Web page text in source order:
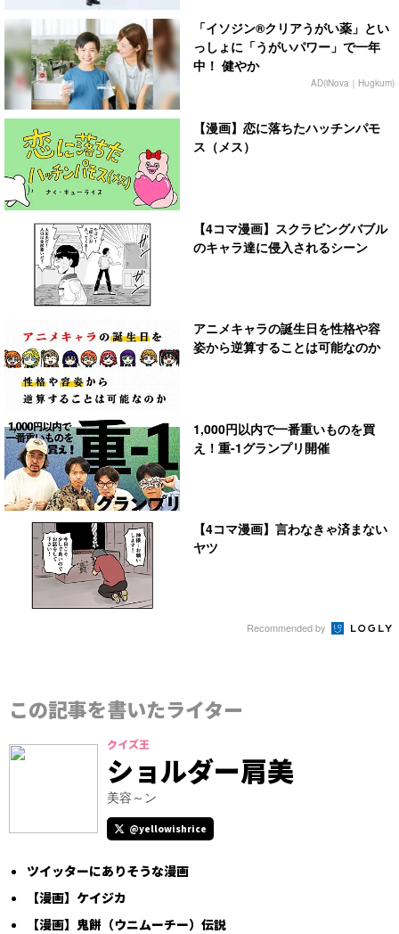
「イソジン®クリアうがい薬」とい
っしょに「うがいパワー」で一年
中！ 健やか
AD(iNova｜Hugkum)
【漫画】恋に落ちたハッチンパモ
ス（メス）
【4コマ漫画】スクラビングバブル
のキャラ達に侵入されるシーン
アニメキャラの誕生日を性格や容
姿から逆算することは可能なのか
1,000円以内で一番重いものを買
え！重-1グランプリ開催
【4コマ漫画】言わなきゃ済まない
ヤツ
Recommended by
この記事を書いたライター
クイズ王
ショルダー肩美
美容～ン
@yellowishrice
ツイッターにありそうな漫画
【漫画】ケイジカ
【漫画】鬼餅（ウニムーチー）伝説